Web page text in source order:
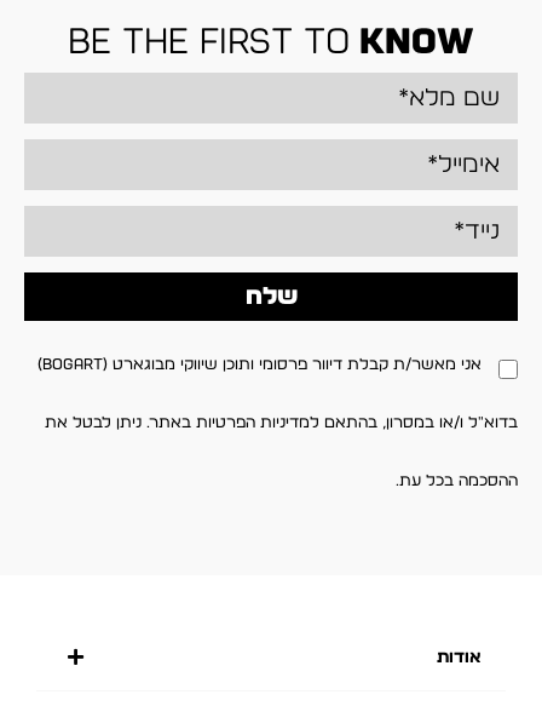
be the first to know
אני מאשר/ת קבלת דיוור פרסומי ותוכן שיווקי מבוגארט (BOGART)
בדוא"ל ו/או במסרון, בהתאם למדיניות הפרטיות באתר. ניתן לבטל את
ההסכמה בכל עת.
שלח
אודות